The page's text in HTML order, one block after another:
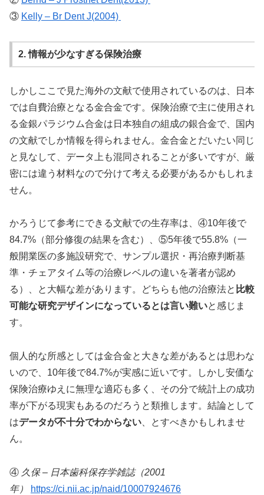
③ Kelly – Br Dent J(2004)
2. 情報が少なすぎる保険治療
しかしここで見た海外の文献で使用されているのは、日本
では自費治療となる金合金です。保険治療で主に使用され
る金銀パラジウム合金は日本独自の組成の銀合金で、国内
の文献でしか情報を得られません。金合金とだいたい同じ
と見なして、データ上も混同されることが多いですが、厳
密には違う材料なので分けて考える必要があるかもしれま
せん。
かろうじて参考にできる文献での生存率は、④10年後で
84.7%（部分修復の結果を含む）、⑤5年後で55.8%（一
般開業医の多施設研究で、サンプル選択・再治療判断基
準・チェアタイム等の治療レベルの違いを著者が認め
る）、と大幅な差があります。どちらも他の治療法と 比較
可能な研究デザインになっているとは言い難いと感じま
す。
個人的な所感としては金合金と大きな差があるとは思わな
いので、10年後で84.7%が実感に近いです。しかし安価な
保険治療ゆえに無理な適応も多く、その分で統計上の成功
率が下がる現実もあるのだろうと類推します。結論として
はデータが不十分でわからない 、とすべきかもしれませ
ん。
④ 久保 – 日本歯科保存学雑誌（2001
年）
https://ci.nii.ac.jp/naid/10007924676